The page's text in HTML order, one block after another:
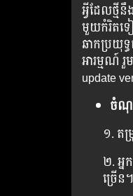
អ្វីដែលថ្មី
មួយ​កំរិតទ
ឆាក​ប្រយុទ្
អារម្មណ៍
update
ចំណុ
១.​ តម្
២. អ្ន
ច្រើន។